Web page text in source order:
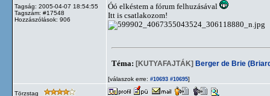
Tagság: 2005-04-07 18:54:55
Tagszám: #17548
Hozzászólások: 906
Óó elkéstem a fórum felhuzásával
Itt is csatlakozom!
Téma: [KUTYAFAJTÁK] Berger de Brie
[válaszok erre: #10693 #10695]
Törzstag